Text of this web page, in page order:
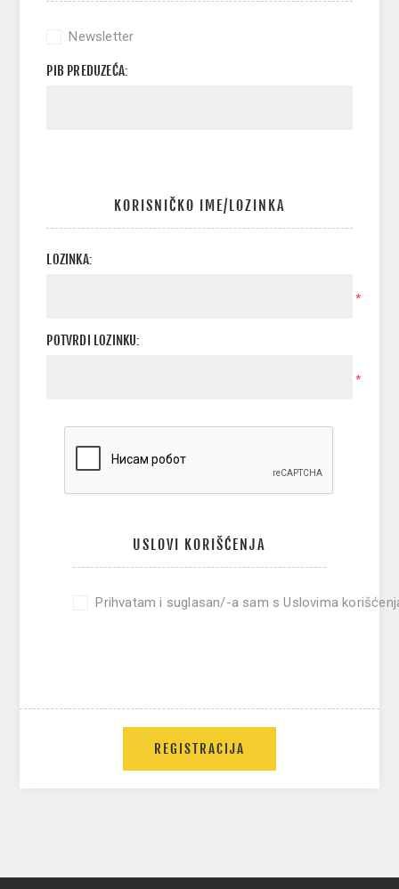
Newsletter
PIB PREDUZEĆA:
KORISNIČKO IME/LOZINKA
LOZINKA:
*
POTVRDI LOZINKU:
*
USLOVI KORIŠĆENJA
Prihvatam i suglasan/-a sam s Uslovima